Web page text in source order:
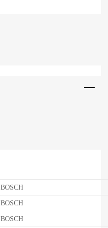
BOSCH
BOSCH
BOSCH